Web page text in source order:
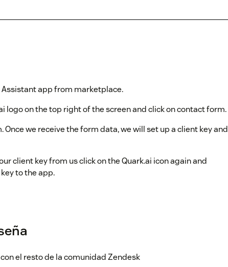
Assistant app from marketplace.
logo on the top right of the screen and click on contact form.
we receive the form data, we will set up a client key and
client key from us click on the Quark.ai icon again and
to the app.
el resto de la comunidad Zendesk